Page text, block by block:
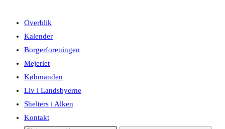
Overblik
Kalender
Borgerforeningen
Mejeriet
Købmanden
Liv i Landsbyerne
Shelters i Alken
Kontakt